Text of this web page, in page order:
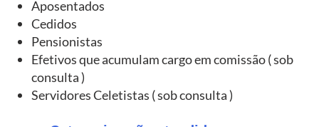
Aposentados
Cedidos
Pensionistas
Efetivos que acumulam cargo em comissão ( sob
consulta )
Servidores Celetistas ( sob consulta )